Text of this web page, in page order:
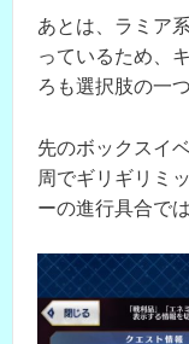
あとは、ラミア
っているため、
ろも選択肢の一つ
先のボックスイ
周でギリギリミ
ーの進行具合で